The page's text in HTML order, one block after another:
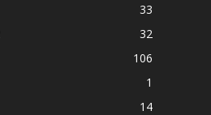
33
32
106
1
14